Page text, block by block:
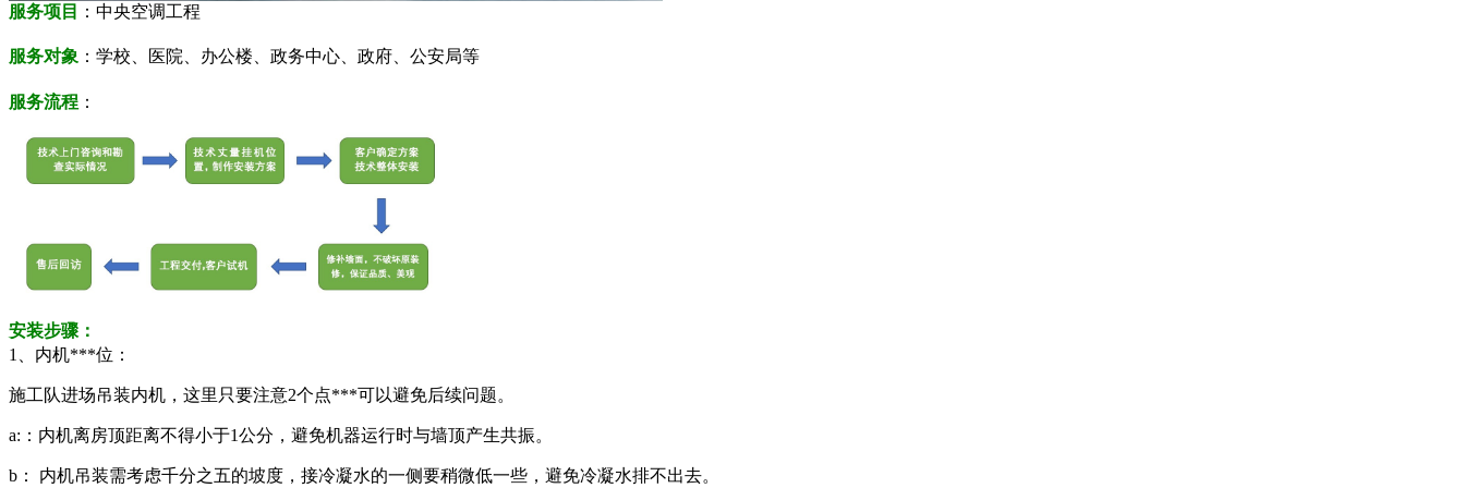
服务项目 ：中央空调工程
服务对象 ：学校、医院、办公楼、政务中心、政府、公安局等
服务流程 ：
安装步骤：
1、内机***位：
施工队进场吊装内机，这里只要注意2个点***可以避免后续问题。
a:：内机离房顶距离不得小于1公分，避免机器运行时与墙顶产生共振。
b： 内机吊装需考虑千分之五的坡度，接冷凝水的一侧要稍微低一些，避免冷凝水排不出去。